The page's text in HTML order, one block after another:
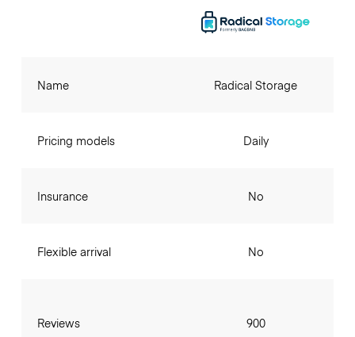
Name
Pricing models
Insurance
Flexible arrival
Reviews
Radical Storage
Daily
No
No
900